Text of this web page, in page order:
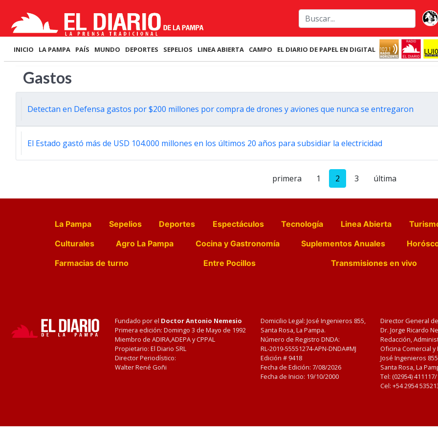
INICIO LA PAMPA PAÍS MUNDO DEPORTES SEPELIOS LINEA ABIERTA CAMPO EL DIARIO DE PAPEL EN DIGITAL
Gastos
Detectan en Defensa gastos por $200 millones por compra de drones y aviones que nunca se entregaron
El Estado gastó más de USD 104.000 millones en los últimos 20 años para subsidiar la electricidad
primera 1 2 3 última
La Pampa Sepelios Deportes Espectáculos Tecnología Linea Abierta
Culturales
Agro La Pampa Cocina y Gastronomía Suplementos Anuales
Farmacias de turno
Entre Pocillos Transmisiones en vivo
Fundado por el Doctor Antonio Nemesio
Primera edición: Domingo 3 de Mayo de 1992
Miembro de ADIRA,ADEPA y CPPAL
Propietario: El Diario SRL
Director Periodístico:
Walter René Goñi
Domicilio Legal: José Ingenieros 855,
Santa Rosa, La Pampa.
Número de Registro DNDA:
RL-2019-55551274-APN-DNDA#MJ
Edición # 9418
Fecha de Edición: 7/08/2026
Fecha de Inicio: 19/10/2000
Director General
Dr. Jorge Ricardo
Redacción,
Oficina Comercial
José Ingenieros
Santa Rosa, La
Tel: (02954)
Cel: +54 2954